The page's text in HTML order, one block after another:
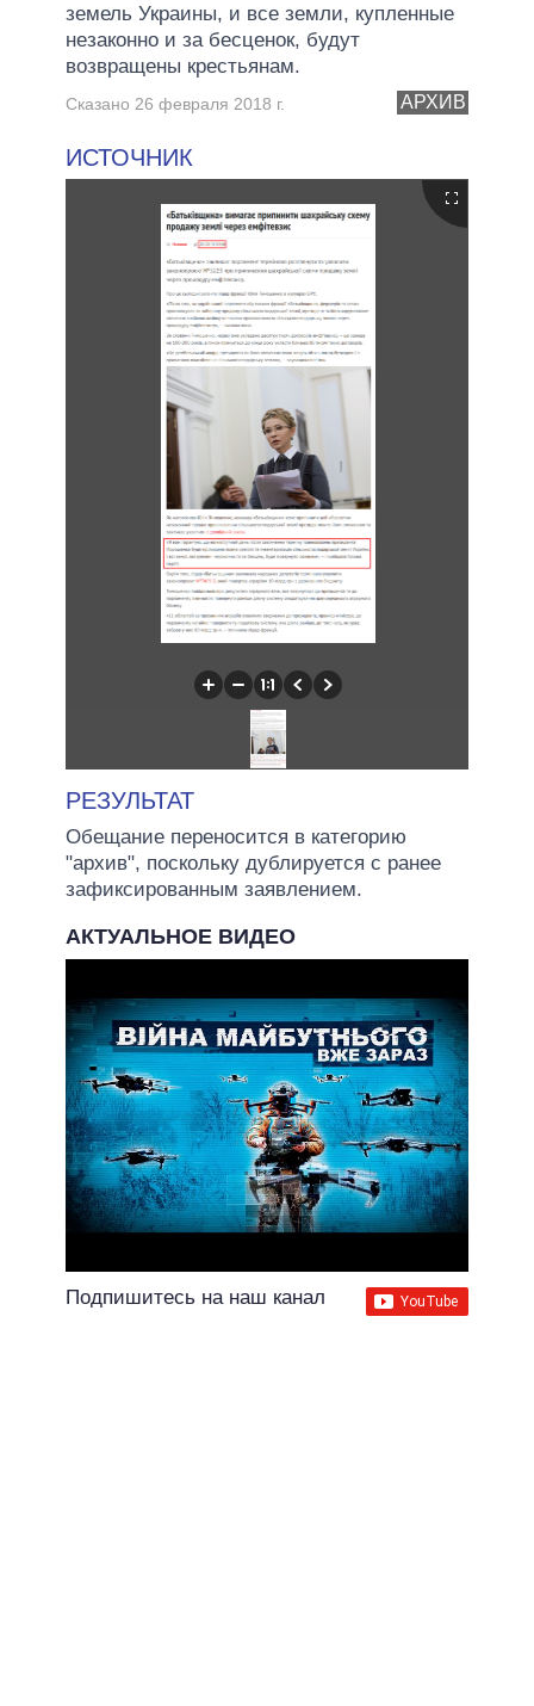
земель Украины, и все земли, купленные
незаконно и за бесценок, будут
возвращены крестьянам.
АРХИВ
Сказано 26 февраля 2018 г.
ИСТОЧНИК
РЕЗУЛЬТАТ
Обещание переносится в категорию
"архив", поскольку дублируется с ранее
зафиксированным заявлением.
АКТУАЛЬНОЕ ВИДЕО
Подпишитесь на наш канал